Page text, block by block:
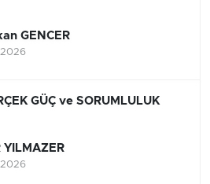
GENCER
GÜÇ ve SORUMLULUK
YILMAZER